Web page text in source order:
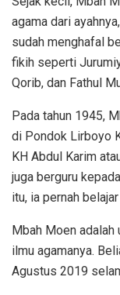
agama dari
sudah menghafal
fikih seperti
Qorib, dan Fathul
Pada tahun 1945,
di Pondok Lirboyo
KH Abdul Karim
juga berguru
itu, ia pernah
Mbah Moen adalah
ilmu agamanya.
Agustus 2019